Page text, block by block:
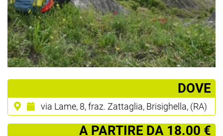
­DOVE
via Lame, 8, fraz. Zattaglia, Brisighella, (RA)
­ A PARTIRE DA 18.00 €